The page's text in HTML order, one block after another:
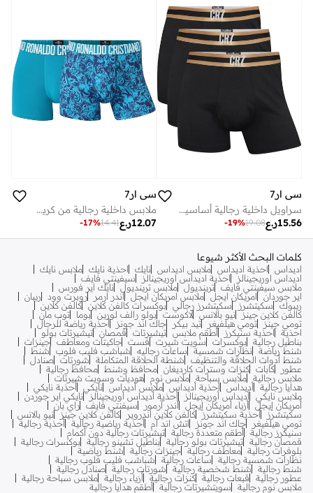
سي ار7
سراويل داخلية رجالية أساسية قطن مطاطي فاخر عبوة من قطع أسود
ر.ع15.56
19.08
-19%
سي ار7
ملابس داخلية رجالية من كريستيانو رونالدو قطعتين
ر.ع12.07
14.41
-17%
كلمات البحث الأكثر شيوعا
اديداس احذية اديداس ملابس اديداس نايك احذية نايك ملابس نايك
اديداس اوريجينالز
احذية اديداس اوريجينالز
سيفينتي فايف
ملابس سيفينتي فايف ترينديول ملابس ترينديول نايك اير فورس
اير جوردان
امريكان ايجل ملابس امريكان ايجل اندر ارمر روبرت وود
ريبان
ريبوك
سكيتشرز سكيتشرز رجالي بوكسرات كالفن كلاين كالفن كلاين
كالفن كلاين جينز نيو بالانس لاكوست بولو رالف لورين بوما
توب مان
تومي جينز تومي هيلفيغر تيد بيكر جاك اند جونز
أحذية رياضة للرجال
احذية
احذية سنيكرز أطقم ملابس تيشيرتات قمصان تيشيرتات بولو
بناطيل رجالية بوكسرات سويت شيرت فست جاكيتات ومعاطف جينزات
شنط رياضة نظارات شمسية ساعات رجاليه شباشب فليب فلوب
شنط
شنط أدوات الحلاقة والتنظيف
شنطة الحلاقة المتكاملة شورتات صنادل
عطور
كابات كنزات وسترات كارديغان محافظ وشنط
محافظ رجالية
ملابس رجالية ملابس سباحة ملابس نوم
هوديات وسويت شيرتات
هدايا رجالية أديداس أحذية أديداس ملابس أديداس نايكي أحذبة نايكي
ملابس نايكي أديداس أوريجينالز أحذية أديداس أوريجينالز
نايكي اير جوردن
أمريكان إيجل أزياء أمريكان إيجل أندر آرمور سيفنتي فايف راي بان
سكيتشرز
أحذية سكيتشرز كالفن كلاين اندروير كالفن كلاين جينز
نيو بالانس
تومي هيلفيغر
جاك اند جونز اتش اند ام أحذية رياضية رجالية أحذية رجالية
سنيكرز رجالية أطقم متعددة رجالية تيشيرتات رجالية دون أكمام
قمصان رجالية تيشيرتات بولو رجالية بناطيل تشينو رجالية بوكسرات رجالية
بلوفرات رجالية معاطف رجالية جينزات رجالية
شنط رياضية
نظارات شمسية رجالية
ساعات رجالية
شباشب فليب فلوب رجالية
شنط رجالية
شنط شخصية رجالية شورتات رجالية صنادل رجالية
عطور رجالية
قبعات رجالية كنزات رجالية أزياء رجالية ملابس سباحة رجالية
ملابس نوم رجالية
سويتشيرتات رجالية أطقم هدايا رجالية